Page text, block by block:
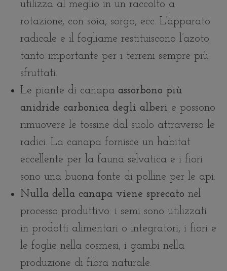
utilizza al meglio in un raccolto a
rotazione, con soia, sorgo, ecc. L’apparato
radicale e il fogliame restituiscono l’azoto
tanto importante per i terreni sempre più
sfruttati.
Le piante di canapa assorbono più
anidride carbonica degli alberi e possono
rimuovere le tossine dal suolo attraverso le
radici. La canapa fornisce un habitat
eccellente per la fauna selvatica e i fiori
sono una buona fonte di polline per le api.
Nulla della canapa viene sprecato nel
processo produttivo: i semi sono utilizzati
in prodotti alimentari o integratori, i fiori e
le foglie nella cosmesi, i gambi nella
produzione di fibra naturale.